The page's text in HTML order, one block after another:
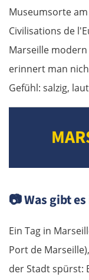
Museumsorte
Civilisations de
Marseille
erinnert man
Gefühl: salzig,
📷Was gibt
Ein Tag in
Port de
der Stadt spürst: